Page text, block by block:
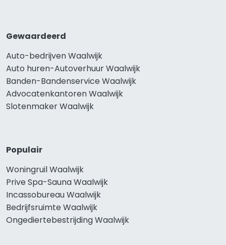
Gewaardeerd
Auto-bedrijven Waalwijk
Auto huren-Autoverhuur Waalwijk
Banden-Bandenservice Waalwijk
Advocatenkantoren Waalwijk
Slotenmaker Waalwijk
Populair
Woningruil Waalwijk
Prive Spa-Sauna Waalwijk
Incassobureau Waalwijk
Bedrijfsruimte Waalwijk
Ongediertebestrijding Waalwijk